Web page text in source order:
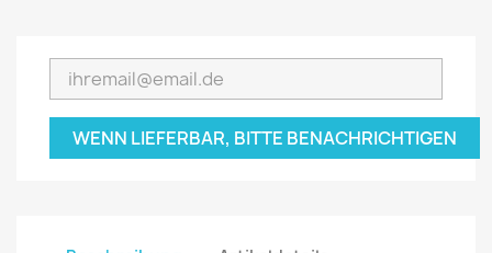
WENN LIEFERBAR, BITTE BENACHRICHTIGEN